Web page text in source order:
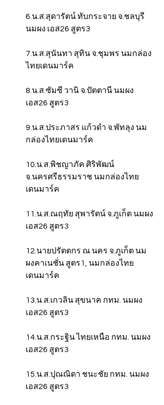
6.น.ส.สุดารัตน์ ทับกระจาย จ.ชลบุรี
นมผง เอส26 สูตร3
7.น.ส.สุนันทา สุทิน จ.ชุมพร นมกล่อง
ไทยเดนมาร์ค
8.น.ส.ซัมซี วานิ จ.ปัตตานี นมผง
เอส26 สูตร3
9.น.ส.ประภาสร แก้วดำ จ.พัทลุง นม
กล่องไทยเดนมาร์ค
10.น.ส.พิชญาภัค ศิริพัฒน์
จ.นครศรีธรรมราช นมกล่องไทย
เดนมาร์ค
11.น.ส.ณฤทัย สุพารัตน์ จ.ภูเก็ต นมผง
เอส26 สูตร3
12.นายปรัตตกร ณ นคร จ.ภูเก็ต นม
ผงคาเนชั่น สูตร1, นมกล่องไทย
เดนมาร์ค
13.น.ส.เกวลิน สุขนาค กทม. นมผง
เอส26 สูตร3
14.น.ส.กระฐิน ไทยเหนือ กทม. นมผง
เอส26 สูตร3
15.น.ส.ปุณณิดา ชนะชัย กทม. นมผง
เอส26 สูตร3